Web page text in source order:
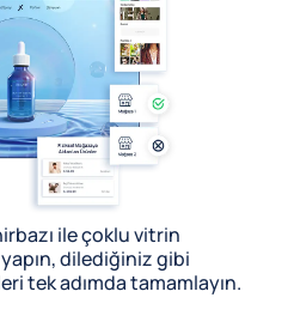
ile çoklu vitrin
dilediğiniz gibi
tek adımda tamamlayın.